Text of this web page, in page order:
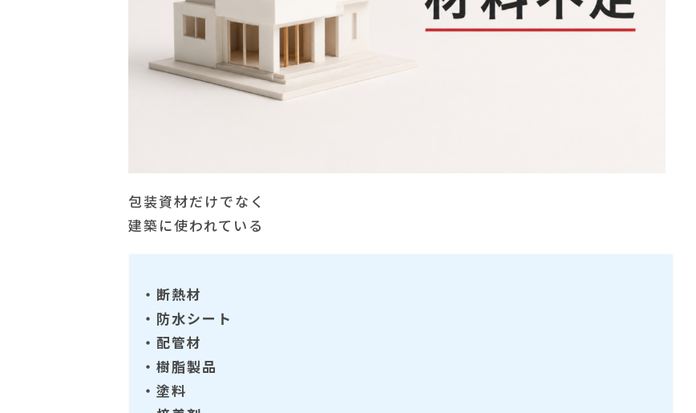
包装資材だけでなく
建築に使われている
・断熱材
・防水シート
・配管材
・樹脂製品
・塗料